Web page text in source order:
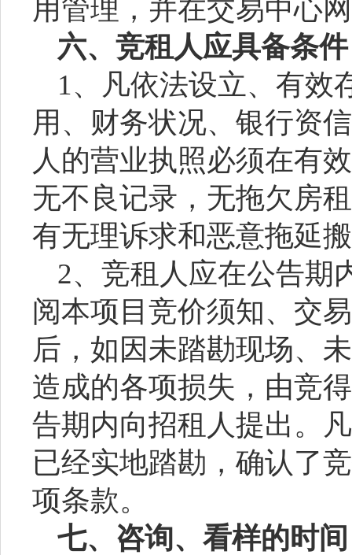
用管理，并在交易中心
六、竞租人应具备条
1、凡依法设立、有效
用、财务状况、银行资
人的营业执照必须在有
无不良记录，无拖欠房
有无理诉求和恶意拖延
2、竞租人应在公告期
阅本项目竞价须知、交
后，如因未踏勘现场、
造成的各项损失，由竞
告期内向招租人提出。
已经实地踏勘，确认了
项条款。
七、咨询、看样的时